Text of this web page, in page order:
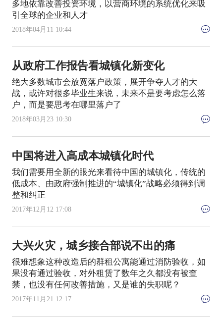
多地依靠改善投资环境，以营商环境的系统优化来吸
引全球的企业和人才
2018年04月11 10:44
从政府工作报告看城镇化新变化
绝大多数城市会放宽落户政策，展开争夺人才的大
战，或许对很多毕业生来说，未来不是要考虑怎么落
户，而是要思考在哪里落户了
2018年03月23 10:30
中国将进入高成本城镇化时代
我们需要用全新的眼光来看待中国的城镇化，传统的
低成本、由政府强制推进的“城镇化”战略必须得到调
整和纠正
2017年12月12 17:08
大兴火灾，城乡接合部说不出的痛
很难想象这种改造后的群租公寓能通过消防验收，如
果没有通过验收，对外租赁了数年之久都没有被查
禁，也没有任何改善措施，又是谁的失职呢？
2017年11月21 12:17